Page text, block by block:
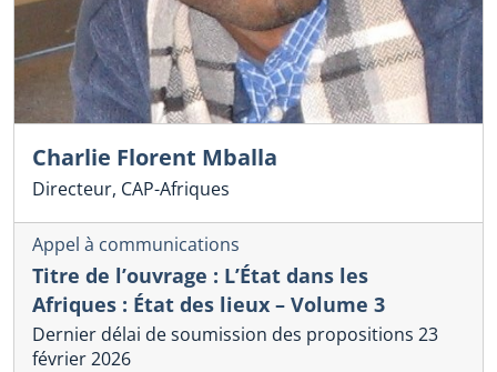
Charlie Florent Mballa
Directeur, CAP-Afriques
Appel à communications
Titre de l’ouvrage : L’État dans les
Afriques : État des lieux – Volume 3
Dernier délai de soumission des propositions 23
février 2026